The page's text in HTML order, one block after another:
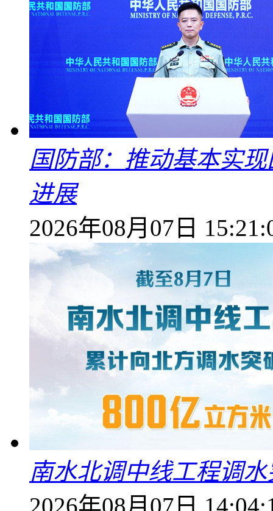
国防部：推动基本实
进展
2026年08月07日
南水北调中线工程调
2026年08月07日